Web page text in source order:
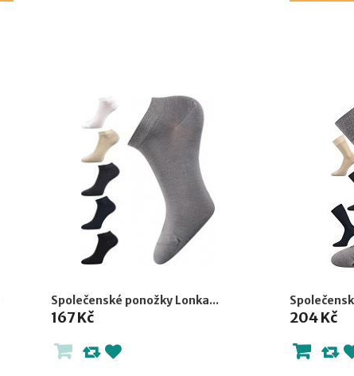
Společenské ponožky Lonka...
167 Kč 204 Kč